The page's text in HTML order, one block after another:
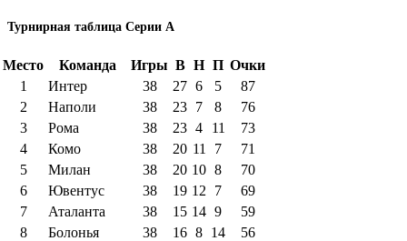
Турнирная таблица Серии А
Место Команда Игры В Н П Очки
1
Интер 38 27 6 5
87
2
Наполи 38 23 7 8
76
3
Рома 38 23 4 11
73
4
Комо 38 20 11 7
71
5
Милан 38 20 10 8
70
6
Ювентус 38 19 12 7
69
7
Аталанта 38 15 14 9
59
8
Болонья 38 16 8 14
56